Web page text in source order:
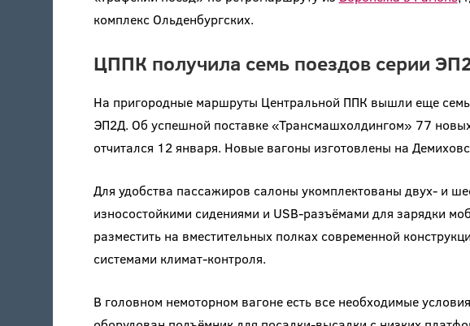
комплекс Ольденбургских.
ЦППК получила семь поездов серии
На пригородные маршруты Центральной ППК вышли еще
ЭП2Д. Об успешной поставке «Трансмашхолдингом» 77
отчитался 12 января. Новые вагоны изготовлены на
Для удобства пассажиров салоны укомплектованы двух- и
износостойкими сидениями и USB-разъёмами для зарядки
разместить на вместительных полках современной
системами климат-контроля.
В головном немоторном вагоне есть все необходимые